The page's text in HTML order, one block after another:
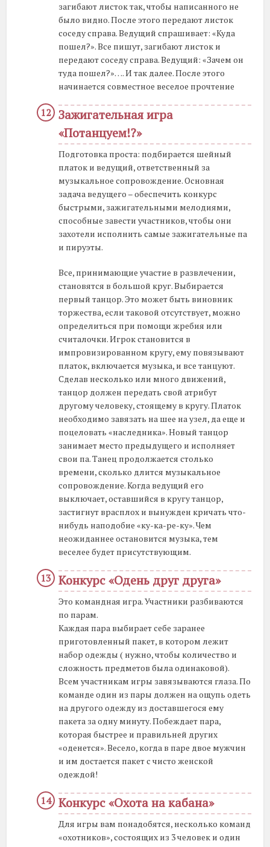
загибают листок так, чтобы написанного не
было видно. После этого передают листок
соседу справа. Ведущий спрашивает: «Куда
пошел?». Все пишут, загибают листок и
передают соседу справа. Ведущий: «Зачем он
туда пошел?»…. И так далее. После этого
начинается совместное веселое прочтение
Зажигательная игра
«Потанцуем!?»
Подготовка проста: подбирается шейный
платок и ведущий, ответственный за
музыкальное сопровождение. Основная
задача ведущего – обеспечить конкурс
быстрыми, зажигательными мелодиями,
способные завести участников, чтобы они
захотели исполнить самые зажигательные па
и пируэты.
Все, принимающие участие в развлечении,
становятся в большой круг. Выбирается
первый танцор. Это может быть виновник
торжества, если таковой отсутствует, можно
определиться при помощи жребия или
считалочки. Игрок становится в
импровизированном кругу, ему повязывают
платок, включается музыка, и все танцуют.
Сделав несколько или много движений,
танцор должен передать свой атрибут
другому человеку, стоящему в кругу. Платок
необходимо завязать на шее на узел, да еще и
поцеловать «наследника». Новый танцор
занимает место предыдущего и исполняет
свои па. Танец продолжается столько
времени, сколько длится музыкальное
сопровождение. Когда ведущий его
выключает, оставшийся в кругу танцор,
застигнут врасплох и вынужден кричать что-
нибудь наподобие «ку-ка-ре-ку». Чем
неожиданнее остановится музыка, тем
веселее будет присутствующим.
Конкурс «Одень друг друга»
Это командная игра. Участники разбиваются
по парам.
Каждая пара выбирает себе заранее
приготовленный пакет, в котором лежит
набор одежды ( нужно, чтобы количество и
сложность предметов была одинаковой).
Всем участникам игры завязываются глаза. По
команде один из пары должен на ощупь одеть
на другого одежду из доставшегося ему
пакета за одну минуту. Побеждает пара,
которая быстрее и правильней других
«оденется». Весело, когда в паре двое мужчин
и им достается пакет с чисто женской
одеждой!
Конкурс «Охота на кабана»
Для игры вам понадобятся, несколько команд
«охотников», состоящих из 3 человек и один